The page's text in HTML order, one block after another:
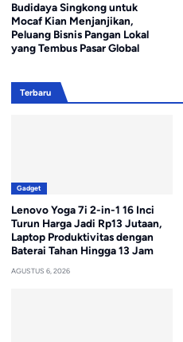
Budidaya Singkong untuk
Mocaf Kian Menjanjikan,
Peluang Bisnis Pangan Lokal
yang Tembus Pasar Global
Terbaru
Gadget
Lenovo Yoga 7i 2-in-1 16 Inci
Turun Harga Jadi Rp13 Jutaan,
Laptop Produktivitas dengan
Baterai Tahan Hingga 13 Jam
AGUSTUS 6, 2026